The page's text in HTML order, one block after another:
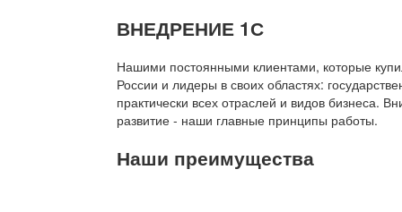
ВНЕДРЕНИЕ 1С
Нашими постоянными клиентами, которые
России и лидеры в своих областях:
практически всех отраслей и видов бизнеса.
развитие - наши главные принципы работы.
Наши преимущества